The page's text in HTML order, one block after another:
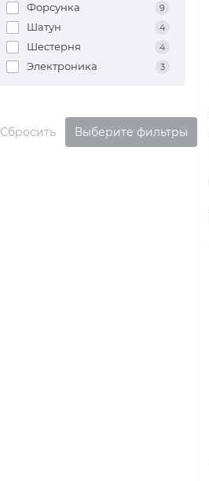
Форсунка 9
Шатун 4
Шестерня 4
Электроника 3
Сбросить Выберите фильтры